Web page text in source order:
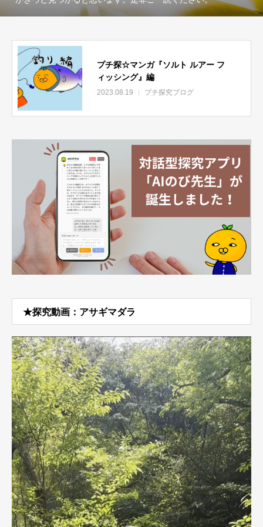
プチ探☆マンガ『ソルト ルアー フ
ィッシング』編
2023.08.19 プチ探究ブログ
★探究動画：アサギマダラ
動
画
プ
レ
ー
ヤ
ー